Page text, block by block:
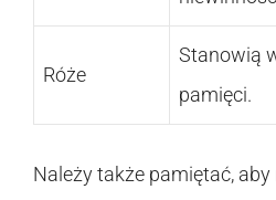
Róże
Stanowią
pamięci.
Należy także pamiętać,